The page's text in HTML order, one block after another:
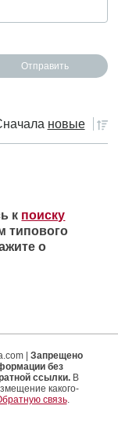
новые
к поиску
типового
о
| Запрещено
без
ссылки.В
какого-
связь.